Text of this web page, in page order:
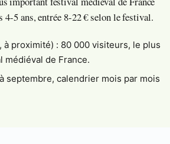
5 ans, entrée 8-22 € selon le festival.
proximité) : 80 000 visiteurs, le plus
médiéval de France.
septembre, calendrier mois par mois